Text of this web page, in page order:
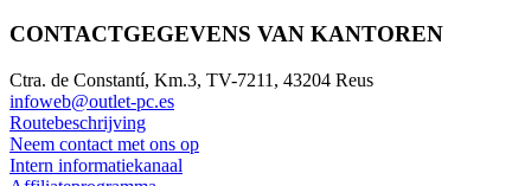
CONTACTGEGEVENS VAN KANTOREN
Ctra. de Constantí, Km.3, TV-7211, 43204 Reus
infoweb@outlet-pc.es
Routebeschrijving
Neem contact met ons op
Intern informatiekanaal